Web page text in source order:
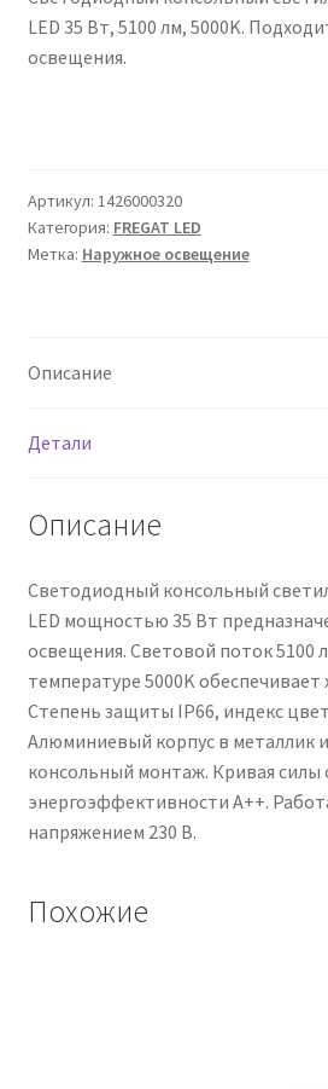
Сертификаты
Таблица выбора вводного щитка
LED 35 Вт, 5100 лм, 5000K.
освещения.
Артикул: 1426000320
Категория: FREGAT LED
Метка: Наружное освещение
Описание
Детали
Описание
Светодиодный консольный
LED мощностью 35 Вт
освещения. Световой поток 5100
температуре 5000K
Степень защиты IP66, индекс
Алюминиевый корпус в металлик
консольный монтаж. Кривая силы
энергоэффективности A++.
напряжением 230 В.
Похожие